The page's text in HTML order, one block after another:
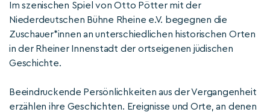
Im szenischen Spiel von Otto Pötter mit der
Niederdeutschen Bühne Rheine e.V. begegnen die
Zuschauer*innen an unterschiedlichen historischen Orten
in der Rheiner Innenstadt der ortseigenen jüdischen
Geschichte.
Beeindruckende Persönlichkeiten aus der Vergangenheit
erzählen ihre Geschichten. Ereignisse und Orte, an denen